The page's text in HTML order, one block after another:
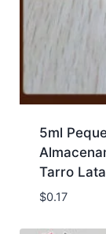
5ml
Tarro
$0.17